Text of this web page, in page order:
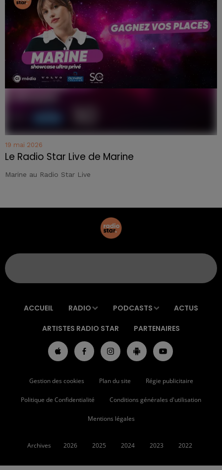
19 mai 2026
Le Radio Star Live de Marine
Marine au Radio Star Live
ACCUEIL RADIO PODCASTS ACTUS
ARTISTES RADIO STAR PARTENAIRES
Gestion des cookies Plan du site Régie publicitaire
Politique de Confidentialité Conditions générales d'utilisation
Mentions légales
Archives 2026 2025 2024 2023 2022